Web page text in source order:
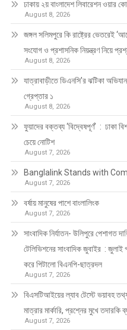
ঢাকায় ২য় বাংলাদেশ লিবারেশন ওয়ার
August 8, 2026
জঙ্গল সলিমপুরে কি রাষ্ট্রের ভেতরেই
সংযোগ ও প্রশাসনিক নিয়ন্ত্রণ নিয়ে
August 8, 2026
যাত্রাবাড়ীতে ডিএনসি’র ঝটিকা
গ্রেপ্তার ১
August 8, 2026
ফুয়াদের বক্তব্য ‘বিদ্বেষপূর্ণ’ : ঢাকা
চেয়ে নোটিশ
August 7, 2026
Banglalink Stands with
August 7, 2026
বর্ষায় মানুষের পাশে বাংলালিংক
August 7, 2026
সাংবাদিক নির্যাতন- উলিপুরে পেশাগত
টেলিভিশনের সাংবাদিক জুবাইর :
করে পিটালো বিএনপি-ছাত্রদল
August 7, 2026
বিএসটিআইয়ের ল্যাব টেস্টে ভয়াবহ তথ্য:
মাত্রার মার্কারি, প্রশ্নের মুখে তদারকি
August 7, 2026